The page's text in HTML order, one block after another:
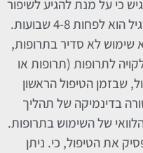
כי על מנת להגיע לשיפור
ניכר במצב העור, משך הטיפול הרגיל הוא לפחות 4-8 שבועות.
שימוש לא סדיר בתרופות,
לתרופות (תרופות או
שבזמן הטיפול הראשון
בדינמיקה של תהליך
של השימוש בתרופות.
את הטיפול, כי. ניתן